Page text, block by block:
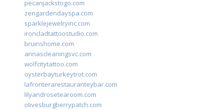
pecanjackstogo.com
zengardendayspa.com
sparklejewelryinc.com
ironcladtattoostudio.com
bruinshome.com
annascleaningsvc.com
wolfcitytattoo.com
oysterbayturkeytrot.com
lafronterarestauranteybar.com
lilyandrosetearoom.com
olivesburgberrypatch.com